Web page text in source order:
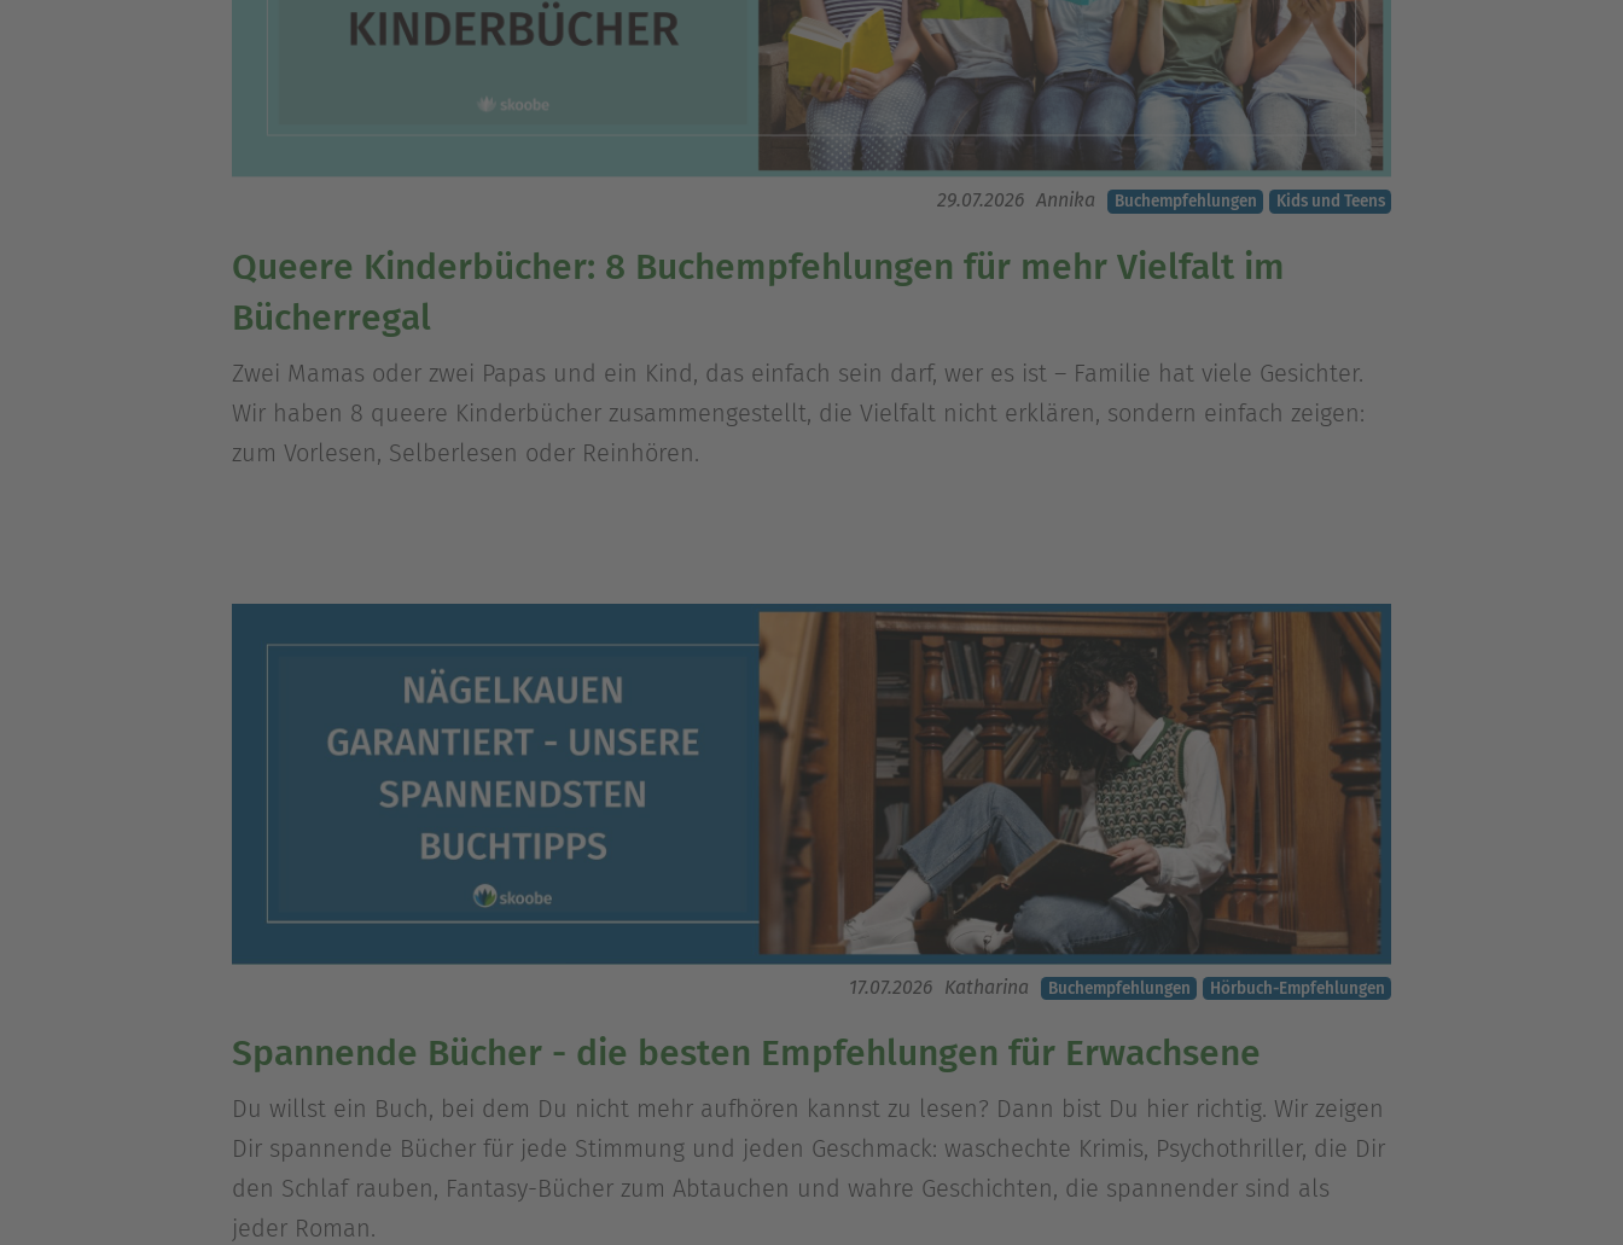
29.07.2026 Annika Buchempfehlungen Kids und Teens
Queere Kinderbücher: 8 Buchempfehlungen für mehr Vielfalt im
Bücherregal
Zwei Mamas oder zwei Papas und ein Kind, das einfach sein darf, wer es ist – Familie hat viele Gesichter.
Wir haben 8 queere Kinderbücher zusammengestellt, die Vielfalt nicht erklären, sondern einfach zeigen:
zum Vorlesen, Selberlesen oder Reinhören.
17.07.2026 Katharina Buchempfehlungen Hörbuch-Empfehlungen
Spannende Bücher - die besten Empfehlungen für Erwachsene
Du willst ein Buch, bei dem Du nicht mehr aufhören kannst zu lesen? Dann bist Du hier richtig. Wir zeigen
Dir spannende Bücher für jede Stimmung und jeden Geschmack: waschechte Krimis, Psychothriller, die Dir
den Schlaf rauben, Fantasy-Bücher zum Abtauchen und wahre Geschichten, die spannender sind als
jeder Roman.